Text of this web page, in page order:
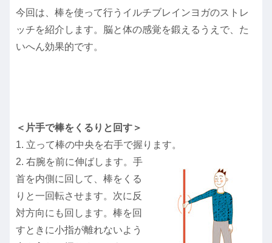
今回は、棒を使って行うイルチブレインヨガのストレ
ッチを紹介します。脳と体の感覚を鍛えるうえで、た
いへん効果的です。
＜片手で棒をくるりと回す＞
1. 立って棒の中央を右手で握ります。
2. 右腕を前に伸ばします。手
首を内側に回して、棒をくる
りと一回転させます。次に反
対方向にも回します。棒を回
すときに小指が離れないよう